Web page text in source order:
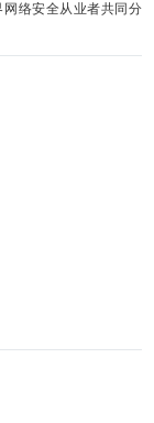
络安全从业者共同分